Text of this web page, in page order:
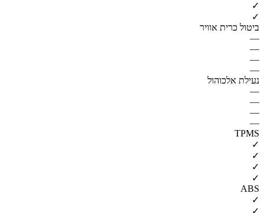
✓
✓
ביטול כרית אוויר
—
—
—
—
נעילת אלכוהול
—
—
—
—
TPMS
✓
✓
✓
✓
ABS
✓
✓